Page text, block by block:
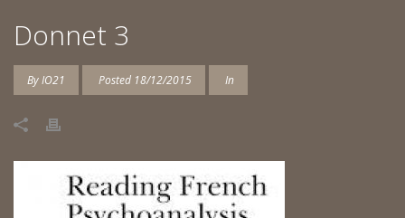
Donnet 3
ByIO21 Posted 18/12/2015 In